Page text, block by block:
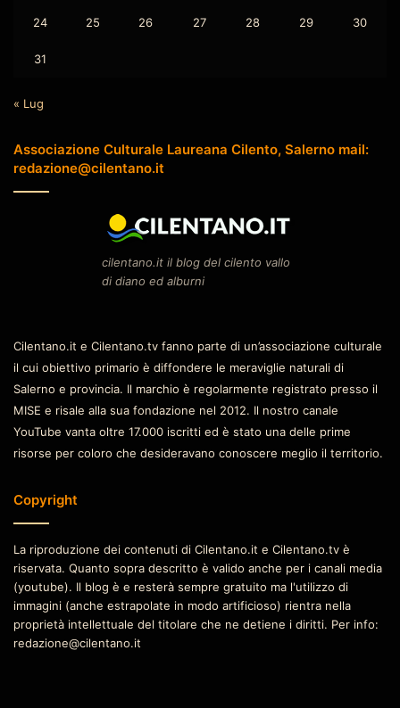
24 25 26 27 28 29 30
31
« Lug
Associazione Culturale Laureana Cilento, Salerno mail:
redazione@cilentano.it
cilentano.it il blog del cilento vallo
di diano ed alburni
Cilentano.it e Cilentano.tv fanno parte di un’associazione culturale
il cui obiettivo primario è diffondere le meraviglie naturali di
Salerno e provincia. Il marchio è regolarmente registrato presso il
MISE e risale alla sua fondazione nel 2012. Il nostro canale
YouTube vanta oltre 17.000 iscritti ed è stato una delle prime
risorse per coloro che desideravano conoscere meglio il territorio.
Copyright
La riproduzione dei contenuti di Cilentano.it e Cilentano.tv è
riservata. Quanto sopra descritto è valido anche per i canali media
(youtube). Il blog è e resterà sempre gratuito ma l'utilizzo di
immagini (anche estrapolate in modo artificioso) rientra nella
proprietà intellettuale del titolare che ne detiene i diritti. Per info:
redazione@cilentano.it